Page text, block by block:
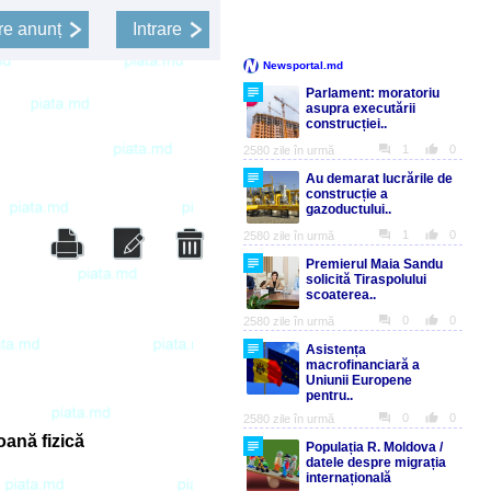
anunț Intrare
fizică